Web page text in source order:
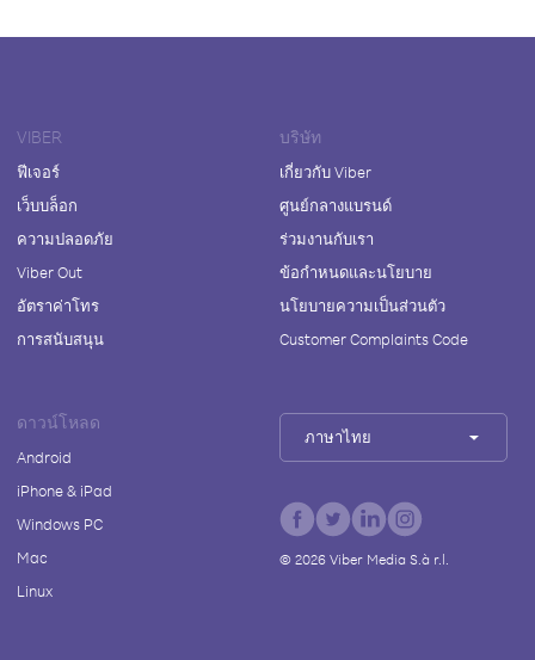
VIBER
ฟีเจอร์
เว็บบล็อก
ความปลอดภัย
Viber Out
อัตราค่าโทร
การสนับสนุน
บริษัท
เกี่ยวกับ Viber
ศูนย์กลางแบรนด์
ร่วมงานกับเรา
ข้อกำหนดและนโยบาย
นโยบายความเป็นส่วนตัว
Customer Complaints Code
ดาวน์โหลด
Android
iPhone & iPad
Windows PC
Mac
Linux
ภาษาไทย
© 2026Viber Media S.à r.l.